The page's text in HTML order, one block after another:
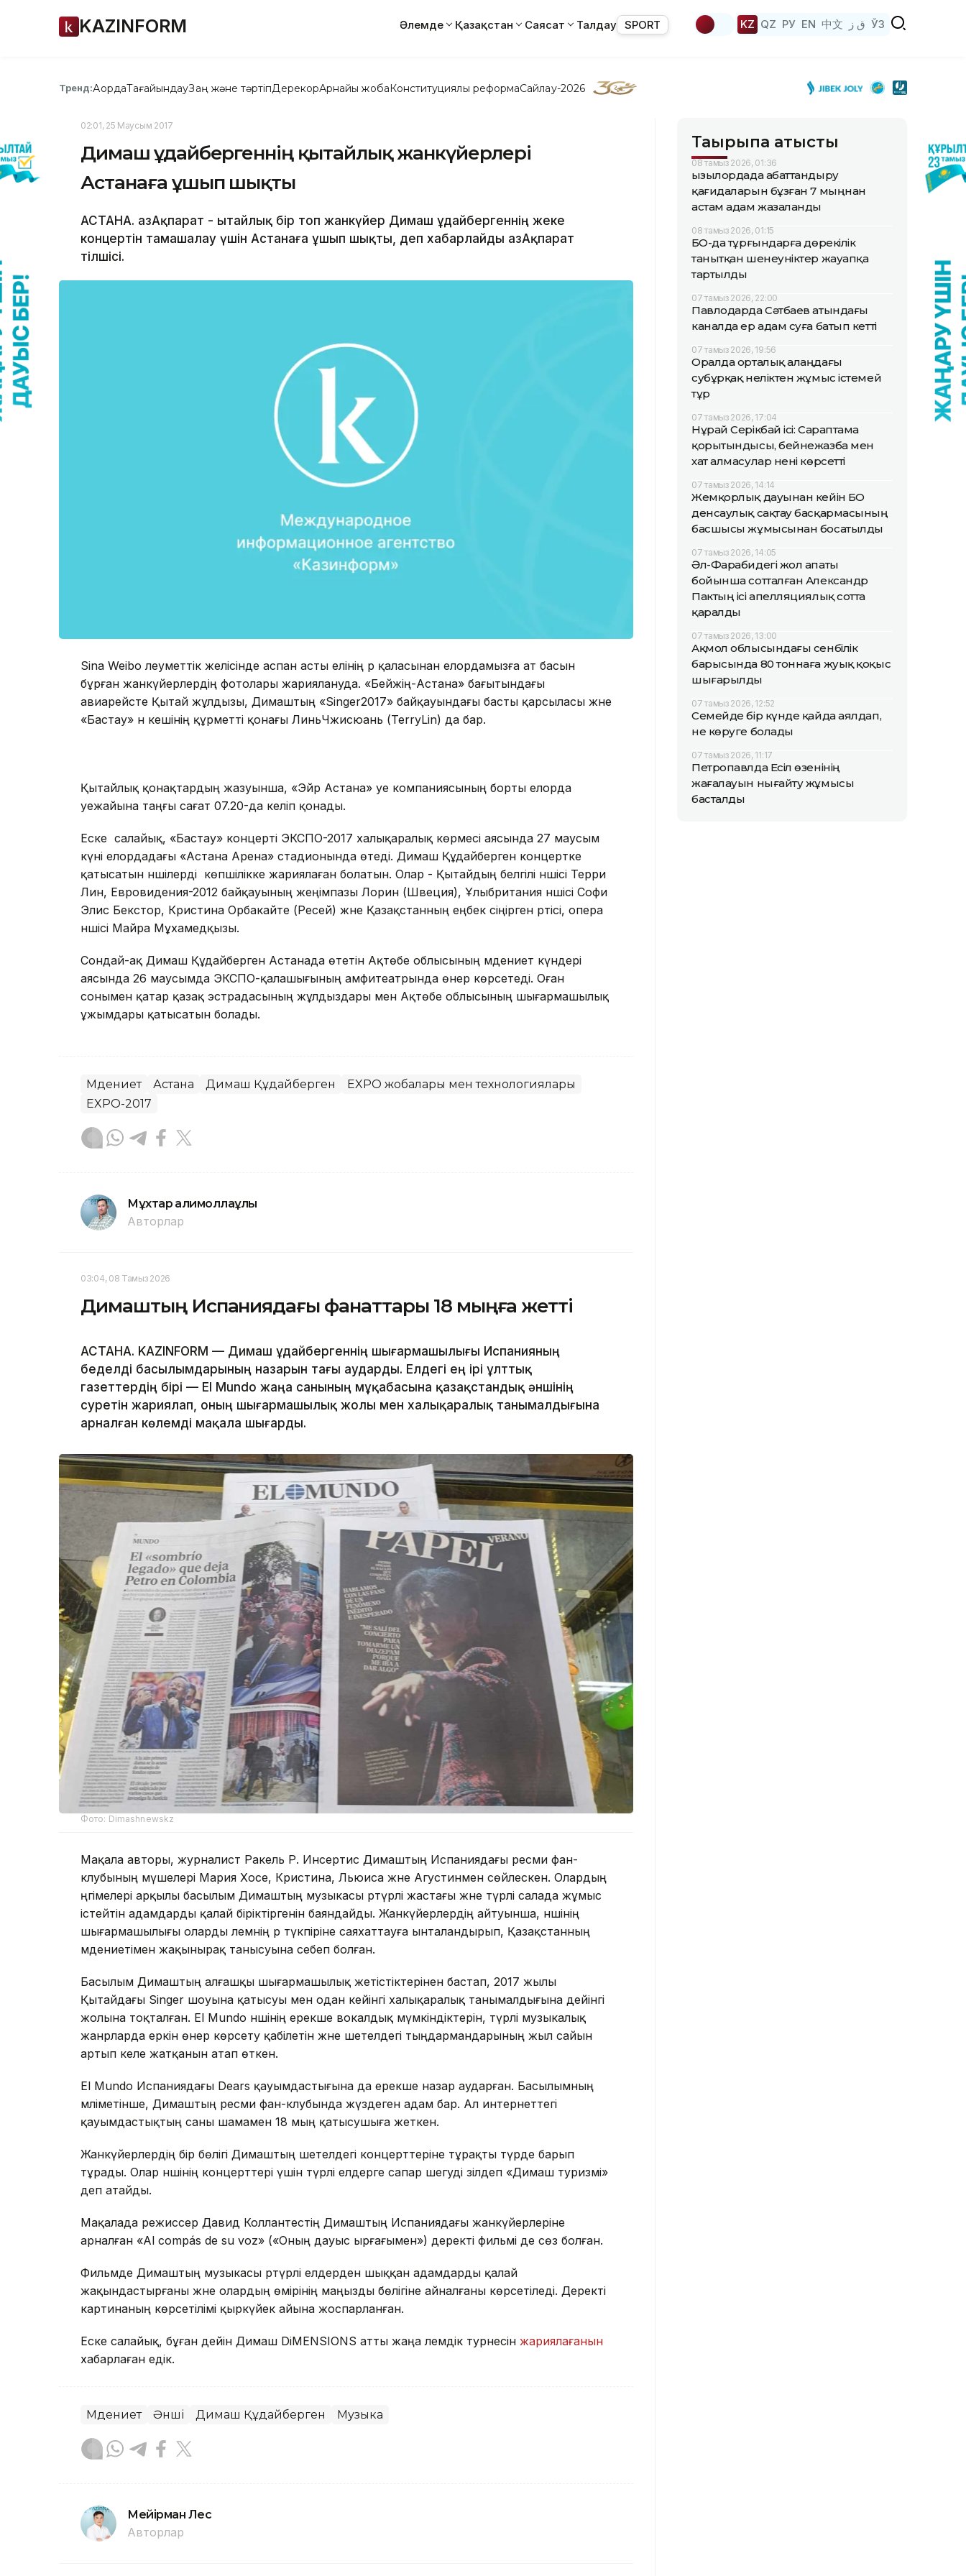
KAZINFORM Әлемде Қазақстан Саясат Талдау SPORT KZ QZ РУ EN 中文 ق ز ЎЗ
Тренд:АқордаТағайындауЗаң және тәртіпДерекқорАрнайы жобаКонституциялық реформаСайлау-2026
02:01, 25 Маусым 2017
Димаш Құдайбергеннің қытайлық жанкүйерлері
Астанаға ұшып шықты
АСТАНА. ҚазАқпарат - Қытайлық бір топ жанкүйер Димаш Құдайбергеннің жеке
концертін тамашалау үшін Астанаға ұшып шықты, деп хабарлайды ҚазАқпарат
тілшісі.
Sina Weibo әлеуметтік желісінде аспан асты елінің әр қаласынан елордамызға ат басын
бұрған жанкүйерлердің фотолары жариялануда. «Бейжің-Астана» бағытындағы
авиарейсте Қытай жұлдызы, Димаштың «Singer2017» байқауындағы басты қарсыласы және
«Бастау» ән кешінің құрметті қонағы ЛиньЧжисюань (TerryLin) да бар.
Қытайлық қонақтардың жазуынша, «Эйр Астана» әуе компаниясының борты елорда
әуежайына таңғы сағат 07.20-да келіп қонады.
Еске салайық, «Бастау» концерті ЭКСПО-2017 халықаралық көрмесі аясында 27 маусым
күні елордадағы «Астана Арена» стадионында өтеді. Димаш Құдайберген концертке
қатысатын әншілерді көпшілікке жариялаған болатын. Олар - Қытайдың белгілі әншісі Терри
Лин, Евровидения-2012 байқауының жеңімпазы Лорин (Швеция), Ұлыбритания әншісі Софи
Элис Бекстор, Кристина Орбакайте (Ресей) және Қазақстанның еңбек сіңірген әртісі, опера
әншісі Майра Мұхамедқызы.
Сондай-ақ Димаш Құдайберген Астанада өтетін Ақтөбе облысының мәдениет күндері
аясында 26 маусымда ЭКСПО-қалашығының амфитеатрында өнер көрсетеді. Оған
сонымен қатар қазақ эстрадасының жұлдыздары мен Ақтөбе облысының шығармашылық
ұжымдары қатысатын болады.
Мәдениет Астана Димаш Құдайберген
EXPO жобалары мен технологиялары
EXPO-2017
Мұхтар Қалимоллаұлы
Авторлар
03:04, 08 Тамыз 2026
Димаштың Испаниядағы фанаттары 18 мыңға жетті
АСТАНА. KAZINFORM — Димаш Құдайбергеннің шығармашылығы Испанияның
беделді басылымдарының назарын тағы аударды. Елдегі ең ірі ұлттық
газеттердің бірі — El Mundo жаңа санының мұқабасына қазақстандық әншінің
суретін жариялап, оның шығармашылық жолы мен халықаралық танымалдығына
арналған көлемді мақала шығарды.
Фото: Dimashnewskz
Мақала авторы, журналист Ракель Р. Инсертис Димаштың Испаниядағы ресми фан-
клубының мүшелері Мария Хосе, Кристина, Льюиса және Агустинмен сөйлескен. Олардың
әңгімелері арқылы басылым Димаштың музыкасы әртүрлі жастағы және түрлі салада жұмыс
істейтін адамдарды қалай біріктіргенін баяндайды. Жанкүйерлердің айтуынша, әншінің
шығармашылығы оларды әлемнің әр түкпіріне саяхаттауға ынталандырып, Қазақстанның
мәдениетімен жақынырақ танысуына себеп болған.
Басылым Димаштың алғашқы шығармашылық жетістіктерінен бастап, 2017 жылы
Қытайдағы Singer шоуына қатысуы мен одан кейінгі халықаралық танымалдығына дейінгі
жолына тоқталған. El Mundo әншінің ерекше вокалдық мүмкіндіктерін, түрлі музыкалық
жанрларда еркін өнер көрсету қабілетін және шетелдегі тыңдармандарының жыл сайын
артып келе жатқанын атап өткен.
El Mundo Испаниядағы Dears қауымдастығына да ерекше назар аударған. Басылымның
мәліметінше, Димаштың ресми фан-клубында жүздеген адам бар. Ал интернеттегі
қауымдастықтың саны шамамен 18 мың қатысушыға жеткен.
Жанкүйерлердің бір бөлігі Димаштың шетелдегі концерттеріне тұрақты түрде барып
тұрады. Олар әншінің концерттері үшін түрлі елдерге сапар шегуді әзілдеп «Димаш туризмі»
деп атайды.
Мақалада режиссер Давид Коллантестің Димаштың Испаниядағы жанкүйерлеріне
арналған «Al compás de su voz» («Оның дауыс ырғағымен») деректі фильмі де сөз болған.
Фильмде Димаштың музыкасы әртүрлі елдерден шыққан адамдарды қалай
жақындастырғаны және олардың өмірінің маңызды бөлігіне айналғаны көрсетіледі. Деректі
картинаның көрсетілімі қыркүйек айына жоспарланған.
Еске салайық, бұған дейін Димаш DiMENSIONS атты жаңа әлемдік турнесін жариялағанын
хабарлаған едік.
Мәдениет Әнші Димаш Құдайберген Музыка
Мейірман Лес
Авторлар
Тақырыпқа қатысты
08 тамыз 2026, 01:36
Қызылордада абаттандыру
қағидаларын бұзған 7 мыңнан
астам адам жазаланды
08 тамыз 2026, 01:15
БҚО-да тұрғындарға дөрекілік
танытқан шенеуніктер жауапқа
тартылды
07 тамыз 2026, 22:00
Павлодарда Сәтбаев атындағы
каналда ер адам суға батып кетті
07 тамыз 2026, 19:56
Оралда орталық алаңдағы
субұрқақ неліктен жұмыс істемей
тұр
07 тамыз 2026, 17:04
Нұрай Серікбай ісі: Сараптама
қорытындысы, бейнежазба мен
хат алмасулар нені көрсетті
07 тамыз 2026, 14:14
Жемқорлық дауынан кейін БҚО
денсаулық сақтау басқармасының
басшысы жұмысынан босатылды
07 тамыз 2026, 14:05
Әл-Фарабидегі жол апаты
бойынша сотталған Александр
Пактың ісі апелляциялық сотта
қаралды
07 тамыз 2026, 13:00
Ақмол облысындағы сенбілік
барысында 80 тоннаға жуық қоқыс
шығарылды
07 тамыз 2026, 12:52
Семейде бір күнде қайда аялдап,
не көруге болады
07 тамыз 2026, 11:17
Петропавлда Есіл өзенінің
жағалауын нығайту жұмысы
басталды